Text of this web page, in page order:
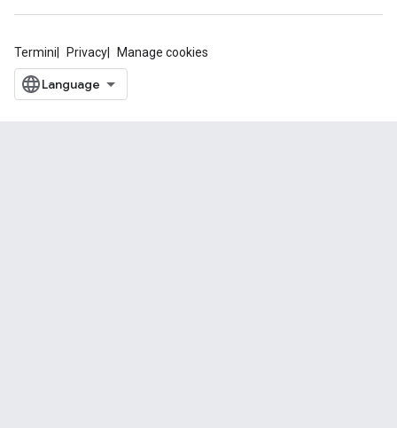
Termini Privacy Manage cookies